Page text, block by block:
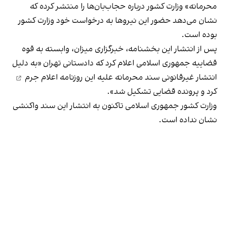
محرمانه» وزارت کشور درباره حجاب‌بان‌ها را منتشر کرده‌ که
نشان می‌دهد حضور این نیروها به درخواست خود وزارت کشور
بوده است.
پس از انتشار این بخشنامه، خبرگزاری میزان، وابسته به قوه
قضاییه جمهوری اسلامی اعلام کرد که دادستانی تهران «به دلیل
انتشار غیرقانونی سند محرمانه علیه این روزنامه اعلام جرم
کرد و پرونده قضایی تشکیل شد».
وزارت کشور جمهوری اسلامی تاکنون به انتشار این سند واکنشی
نشان نداده است.